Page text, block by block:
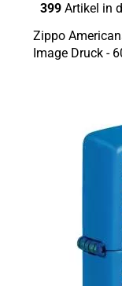
399Artikel in
Zippo
Image Druck -